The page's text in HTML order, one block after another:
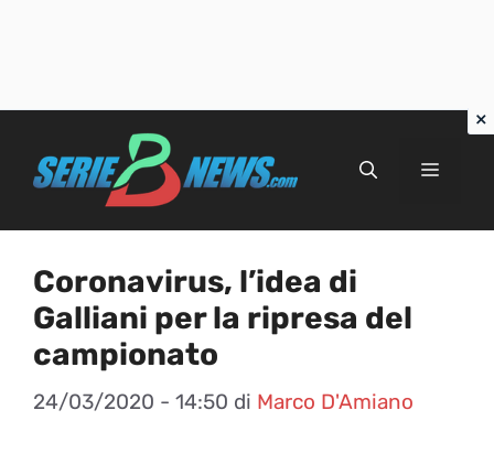
Menu
Coronavirus, l’idea di
Galliani per la ripresa del
campionato
24/03/2020 - 14:50 di Marco D'Amiano